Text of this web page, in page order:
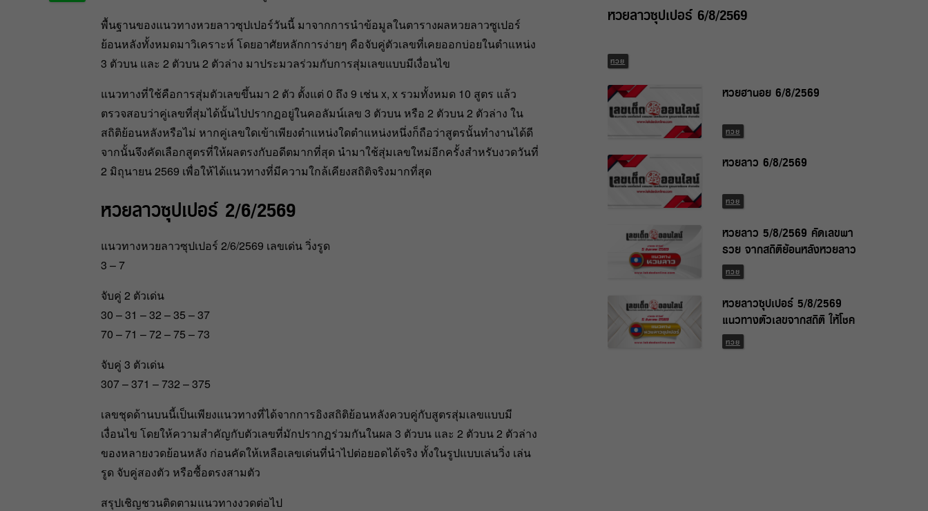
พื้นฐานของแนวทางหวยลาวซุปเปอร์วันนี้ มาจากการนำข้อมูลในตารางผลหวยลาวซูเปอร์
ย้อนหลังทั้งหมดมาวิเคราะห์ โดยอาศัยหลักการง่ายๆ คือจับคู่ตัวเลขที่เคยออกบ่อยในตำแหน่ง
3 ตัวบน และ 2 ตัวบน 2 ตัวล่าง มาประมวลร่วมกับการสุ่มเลขแบบมีเงื่อนไข
แนวทางที่ใช้คือการสุ่มตัวเลขขึ้นมา 2 ตัว ตั้งแต่ 0 ถึง 9 เช่น x, x รวมทั้งหมด 10 สูตร แล้ว
ตรวจสอบว่าคู่เลขที่สุ่มได้นั้นไปปรากฏอยู่ในคอลัมน์เลข 3 ตัวบน หรือ 2 ตัวบน 2 ตัวล่าง ใน
สถิติย้อนหลังหรือไม่ หากคู่เลขใดเข้าเพียงตำแหน่งใดตำแหน่งหนึ่งก็ถือว่าสูตรนั้นทำงานได้ดี
จากนั้นจึงคัดเลือกสูตรที่ให้ผลตรงกับอดีตมากที่สุด นำมาใช้สุ่มเลขใหม่อีกครั้งสำหรับงวดวันที่
2 มิถุนายน 2569 เพื่อให้ได้แนวทางที่มีความใกล้เคียงสถิติจริงมากที่สุด
หวยลาวซุปเปอร์ 2/6/2569
แนวทางหวยลาวซุปเปอร์ 2/6/2569 เลขเด่น วิ่งรูด
3 – 7
จับคู่ 2 ตัวเด่น
30 – 31 – 32 – 35 – 37
70 – 71 – 72 – 75 – 73
จับคู่ 3 ตัวเด่น
307 – 371 – 732 – 375
เลขชุดด้านบนนี้เป็นเพียงแนวทางที่ได้จากการอิงสถิติย้อนหลังควบคู่กับสูตรสุ่มเลขแบบมี
เงื่อนไข โดยให้ความสำคัญกับตัวเลขที่มักปรากฏร่วมกันในผล 3 ตัวบน และ 2 ตัวบน 2 ตัวล่าง
ของหลายงวดย้อนหลัง ก่อนคัดให้เหลือเลขเด่นที่นำไปต่อยอดได้จริง ทั้งในรูปแบบเล่นวิ่ง เล่น
รูด จับคู่สองตัว หรือซื้อตรงสามตัว
สรุปเชิญชวนติดตามแนวทางงวดต่อไป
หวยลาวซุปเปอร์ 6/8/2569
หวย
หวยฮานอย 6/8/2569
หวย
หวยลาว 6/8/2569
หวย
หวยลาว 5/8/2569 คัดเลขพา
รวย จากสถิติย้อนหลังหวยลาว
พัฒนา
หวย
หวยลาวซุปเปอร์ 5/8/2569
แนวทางตัวเลขจากสถิติ ให้โชค
แบบเน้น ๆ
หวย